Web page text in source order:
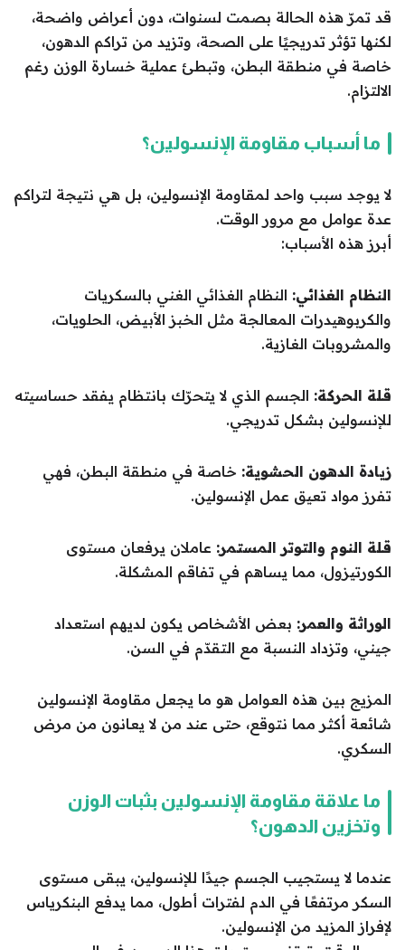
قد تمرّ هذه الحالة بصمت لسنوات، دون أعراض واضحة،
لكنها تؤثر تدريجيًا على الصحة، وتزيد من تراكم الدهون،
خاصة في منطقة البطن، وتبطئ عملية خسارة الوزن رغم
الالتزام.
ما أسباب مقاومة الإنسولين؟
لا يوجد سبب واحد لمقاومة الإنسولين، بل هي نتيجة لتراكم
عدة عوامل مع مرور الوقت.
أبرز هذه الأسباب:
النظام الغذائي: النظام الغذائي الغني بالسكريات
والكربوهيدرات المعالجة مثل الخبز الأبيض، الحلويات،
والمشروبات الغازية.
قلة الحركة: الجسم الذي لا يتحرّك بانتظام يفقد حساسيته
للإنسولين بشكل تدريجي.
زيادة الدهون الحشوية: خاصة في منطقة البطن، فهي
تفرز مواد تعيق عمل الإنسولين.
قلة النوم والتوتر المستمر: عاملان يرفعان مستوى
الكورتيزول، مما يساهم في تفاقم المشكلة.
الوراثة والعمر: بعض الأشخاص يكون لديهم استعداد
جيني، وتزداد النسبة مع التقدّم في السن.
المزيج بين هذه العوامل هو ما يجعل مقاومة الإنسولين
شائعة أكثر مما نتوقع، حتى عند من لا يعانون من مرض
السكري.
ما علاقة مقاومة الإنسولين بثبات الوزن
وتخزين الدهون؟
عندما لا يستجيب الجسم جيدًا للإنسولين، يبقى مستوى
السكر مرتفعًا في الدم لفترات أطول، مما يدفع البنكرياس
لإفراز المزيد من الإنسولين.